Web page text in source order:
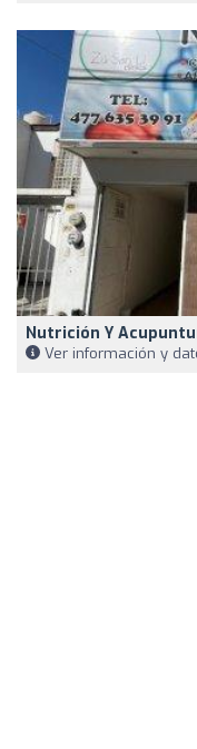
Nutrición Y
Ver información y